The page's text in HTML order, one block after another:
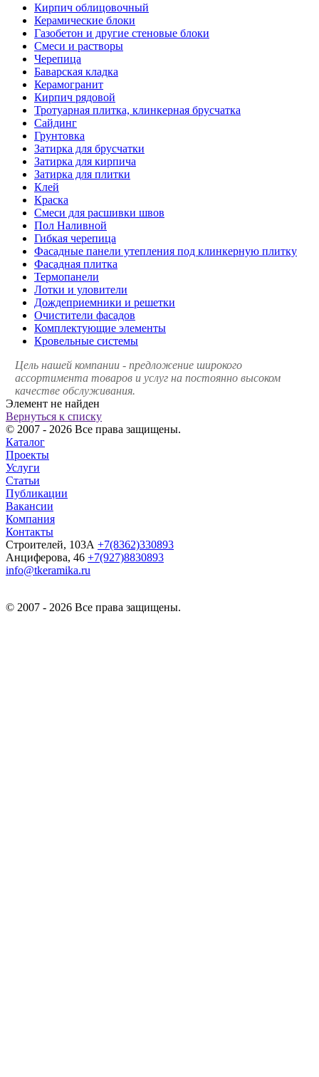
Кирпич облицовочный
Керамические блоки
Газобетон и другие стеновые блоки
Смеси и растворы
Черепица
Баварская кладка
Керамогранит
Кирпич рядовой
Тротуарная плитка, клинкерная брусчатка
Сайдинг
Грунтовка
Затирка для брусчатки
Затирка для кирпича
Затирка для плитки
Клей
Краска
Смеси для расшивки швов
Пол Наливной
Гибкая черепица
Фасадные панели утепления под клинкерную плитку
Фасадная плитка
Термопанели
Лотки и уловители
Дождеприемники и решетки
Очистители фасадов
Комплектующие элементы
Кровельные системы
Цель нашей компании - предложение широкого
ассортимента товаров и услуг на постоянно высоком
качестве обслуживания.
Элемент не найден
Вернуться к списку
© 2007 - 2026 Все права защищены.
Каталог
Проекты
Услуги
Статьи
Публикации
Вакансии
Компания
Контакты
Строителей, 103А +7(8362)330893
Анциферова, 46 +7(927)8830893
info@tkeramika.ru
© 2007 - 2026 Все права защищены.